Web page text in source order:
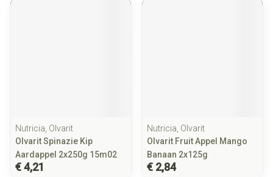
Nutricia, Olvarit
Olvarit Spinazie Kip
Aardappel 2x250g 15m02
€ 4,21
Nutricia, Olvarit
Olvarit Fruit Appel Mango
Banaan 2x125g
€ 2,84